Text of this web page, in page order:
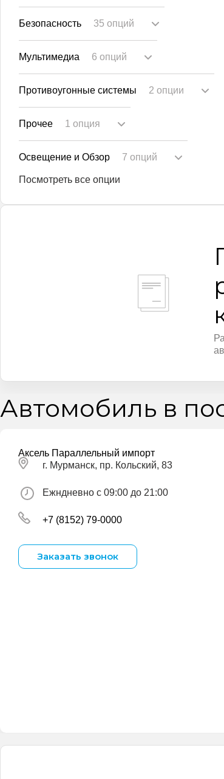
Безопасность 35 опций
Мультимедиа 6 опций
Противоугонные системы 2 опции
Прочее 1 опция
Освещение и Обзор 7 опций
Посмотреть все опции
Автомобиль в
Аксель Параллельный импорт
г. Мурманск, пр. Кольский, 83
Ежндневно с 09:00 до 21:00
+7 (8152) 79-0000
Заказать звонок